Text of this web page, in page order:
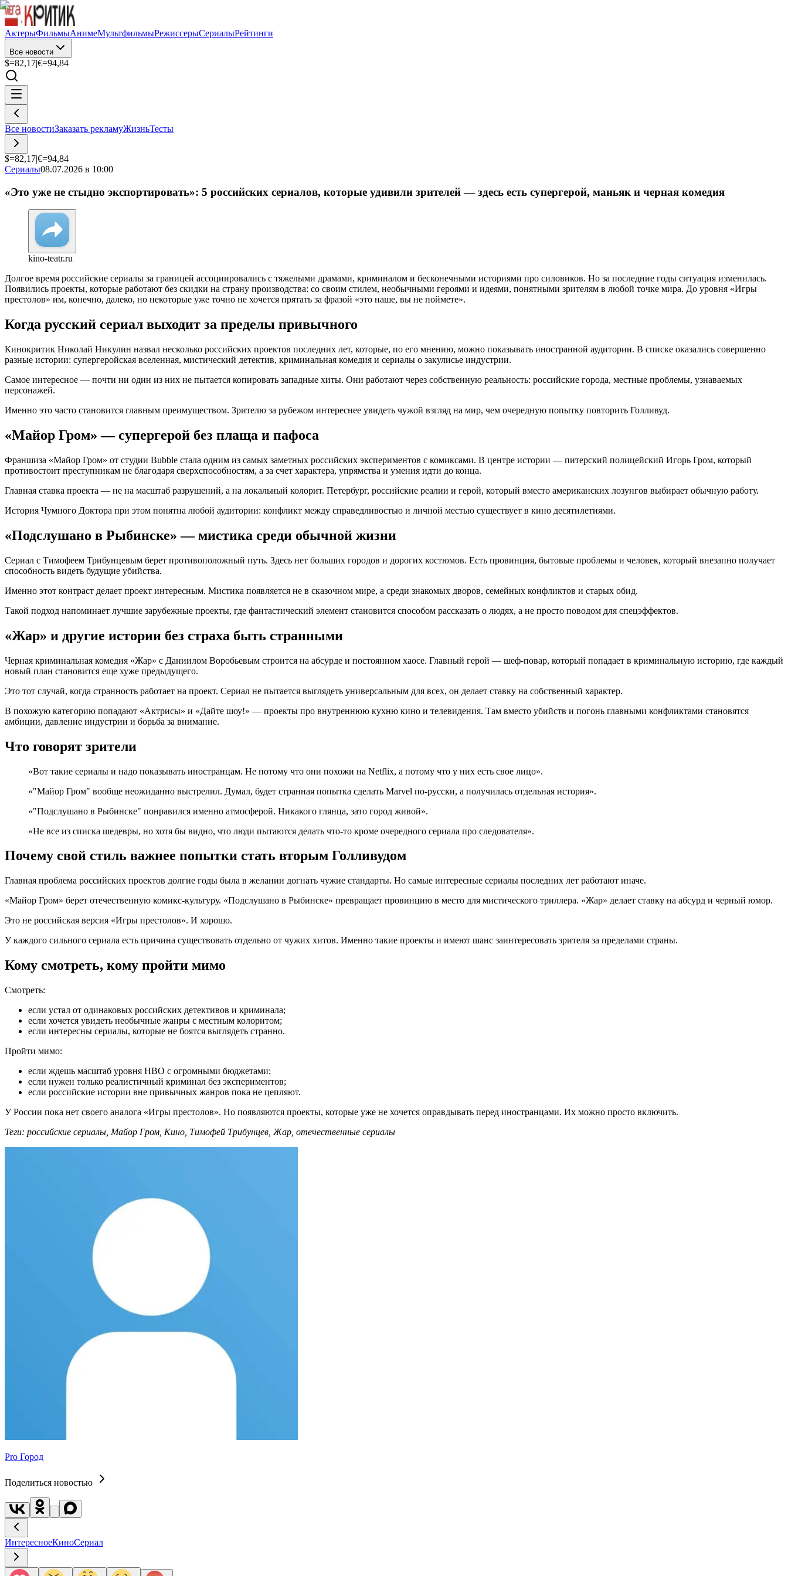
АктерыФильмыАнимеМультфильмыРежиссерыСериалыРейтинги
Все новости
$=82,17|€=94,84
Все новостиЗаказать рекламуЖизньТесты
$=82,17|€=94,84
Сериалы08.07.2026 в 10:00
«Это уже не стыдно экспортировать»: 5 российских сериалов, которые удивили зрителей — здесь есть супергерой, маньяк и черная комедия
kino-teatr.ru
Долгое время российские сериалы за границей ассоциировались с тяжелыми драмами, криминалом и бесконечными историями про силовиков. Но за последние годы ситуация изменилась.
Появились проекты, которые работают без скидки на страну производства: со своим стилем, необычными героями и идеями, понятными зрителям в любой точке мира. До уровня «Игры
престолов» им, конечно, далеко, но некоторые уже точно не хочется прятать за фразой «это наше, вы не поймете».
Когда русский сериал выходит за пределы привычного
Кинокритик Николай Никулин назвал несколько российских проектов последних лет, которые, по его мнению, можно показывать иностранной аудитории. В списке оказались совершенно
разные истории: супергеройская вселенная, мистический детектив, криминальная комедия и сериалы о закулисье индустрии.
Самое интересное — почти ни один из них не пытается копировать западные хиты. Они работают через собственную реальность: российские города, местные проблемы, узнаваемых
персонажей.
Именно это часто становится главным преимуществом. Зрителю за рубежом интереснее увидеть чужой взгляд на мир, чем очередную попытку повторить Голливуд.
«Майор Гром» — супергерой без плаща и пафоса
Франшиза «Майор Гром» от студии Bubble стала одним из самых заметных российских экспериментов с комиксами. В центре истории — питерский полицейский Игорь Гром, который
противостоит преступникам не благодаря сверхспособностям, а за счет характера, упрямства и умения идти до конца.
Главная ставка проекта — не на масштаб разрушений, а на локальный колорит. Петербург, российские реалии и герой, который вместо американских лозунгов выбирает обычную работу.
История Чумного Доктора при этом понятна любой аудитории: конфликт между справедливостью и личной местью существует в кино десятилетиями.
«Подслушано в Рыбинске» — мистика среди обычной жизни
Сериал с Тимофеем Трибунцевым берет противоположный путь. Здесь нет больших городов и дорогих костюмов. Есть провинция, бытовые проблемы и человек, который внезапно получает
способность видеть будущие убийства.
Именно этот контраст делает проект интересным. Мистика появляется не в сказочном мире, а среди знакомых дворов, семейных конфликтов и старых обид.
Такой подход напоминает лучшие зарубежные проекты, где фантастический элемент становится способом рассказать о людях, а не просто поводом для спецэффектов.
«Жар» и другие истории без страха быть странными
Черная криминальная комедия «Жар» с Даниилом Воробьевым строится на абсурде и постоянном хаосе. Главный герой — шеф-повар, который попадает в криминальную историю, где каждый
новый план становится еще хуже предыдущего.
Это тот случай, когда странность работает на проект. Сериал не пытается выглядеть универсальным для всех, он делает ставку на собственный характер.
В похожую категорию попадают «Актрисы» и «Дайте шоу!» — проекты про внутреннюю кухню кино и телевидения. Там вместо убийств и погонь главными конфликтами становятся
амбиции, давление индустрии и борьба за внимание.
Что говорят зрители
«Вот такие сериалы и надо показывать иностранцам. Не потому что они похожи на Netflix, а потому что у них есть свое лицо».
«"Майор Гром" вообще неожиданно выстрелил. Думал, будет странная попытка сделать Marvel по-русски, а получилась отдельная история».
«"Подслушано в Рыбинске" понравился именно атмосферой. Никакого глянца, зато город живой».
«Не все из списка шедевры, но хотя бы видно, что люди пытаются делать что-то кроме очередного сериала про следователя».
Почему свой стиль важнее попытки стать вторым Голливудом
Главная проблема российских проектов долгие годы была в желании догнать чужие стандарты. Но самые интересные сериалы последних лет работают иначе.
«Майор Гром» берет отечественную комикс-культуру. «Подслушано в Рыбинске» превращает провинцию в место для мистического триллера. «Жар» делает ставку на абсурд и черный юмор.
Это не российская версия «Игры престолов». И хорошо.
У каждого сильного сериала есть причина существовать отдельно от чужих хитов. Именно такие проекты и имеют шанс заинтересовать зрителя за пределами страны.
Кому смотреть, кому пройти мимо
Смотреть:
если устал от одинаковых российских детективов и криминала;
если хочется увидеть необычные жанры с местным колоритом;
если интересны сериалы, которые не боятся выглядеть странно.
Пройти мимо:
если ждешь масштаб уровня HBO с огромными бюджетами;
если нужен только реалистичный криминал без экспериментов;
если российские истории вне привычных жанров пока не цепляют.
У России пока нет своего аналога «Игры престолов». Но появляются проекты, которые уже не хочется оправдывать перед иностранцами. Их можно просто включить.
Теги: российские сериалы, Майор Гром, Кино, Тимофей Трибунцев, Жар, отечественные сериалы
Pro Город
Поделиться новостью
ИнтересноеКиноСериал